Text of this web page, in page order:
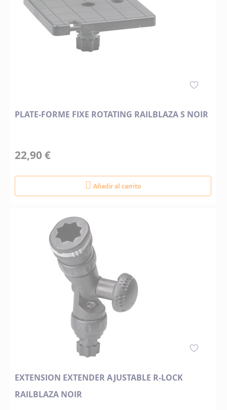
PLATE-FORME FIXE ROTATING RAILBLAZA S NOIR
22,90 €
Añadir al carrito
EXTENSION EXTENDER AJUSTABLE R-LOCK
RAILBLAZA NOIR